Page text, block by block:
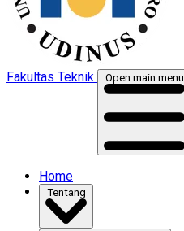
Fakultas Teknik Open main menu
Home